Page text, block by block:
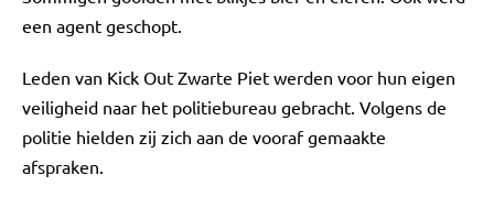
een agent geschopt.
Leden van Kick Out Zwarte Piet werden voor hun eigen
veiligheid naar het politiebureau gebracht. Volgens de
politie hielden zij zich aan de vooraf gemaakte
afspraken.